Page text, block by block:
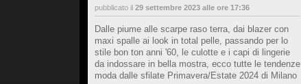
pubblicato il 29 settembre 2023 alle ore 17:36
Dalle piume alle scarpe raso terra, dai blazer con
maxi spalle ai look in total pelle, passando per lo
stile bon ton anni '60, le culotte e i capi di lingerie
da indossare in bella mostra, ecco tutte le tendenze
moda dalle sfilate Primavera/Estate 2024 di Milano